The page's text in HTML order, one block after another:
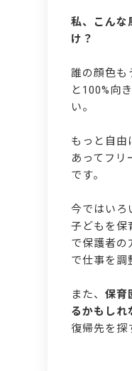
私、こんな
け？
誰の顔色も
と100%向
い。
もっと自由
あってフリ
です。
今ではいろ
子どもを保
で保護者の
で仕事を調
また、 保育
るかもしれ
復帰先を探